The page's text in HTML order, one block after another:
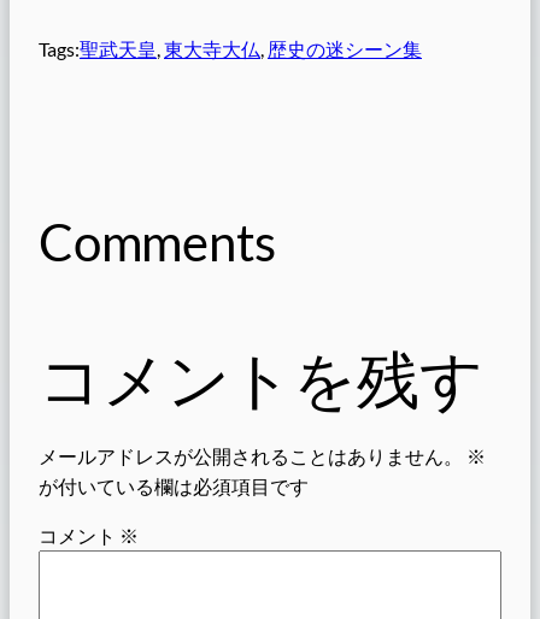
Tags:聖武天皇 東大寺大仏 歴史の迷シーン集
Comments
コメントを残す
メールアドレスが公開されることはありません。
※
が付いている欄は必須項目です
コメント ※